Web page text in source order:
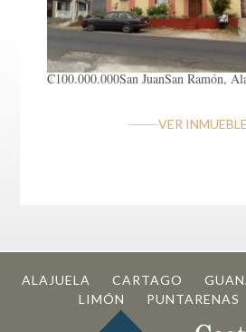
₡100.000.000San JuanSan Ramón,
VER INMUEBLE
ALAJUELA CARTAGO
LIMÓN
PUNTARENAS